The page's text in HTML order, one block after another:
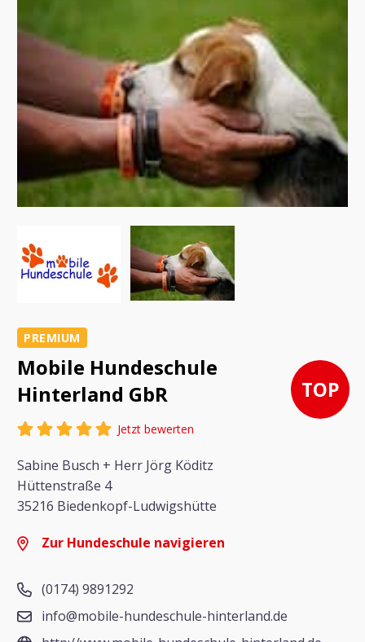
PREMIUM
Mobile Hundeschule
Hinterland GbR
TOP
Jetzt bewerten
Sabine Busch + Herr Jörg Köditz
Hüttenstraße 4
35216 Biedenkopf-Ludwigshütte
Zur Hundeschule navigieren
(0174) 9891292
info@mobile-hundeschule-hinterland.de